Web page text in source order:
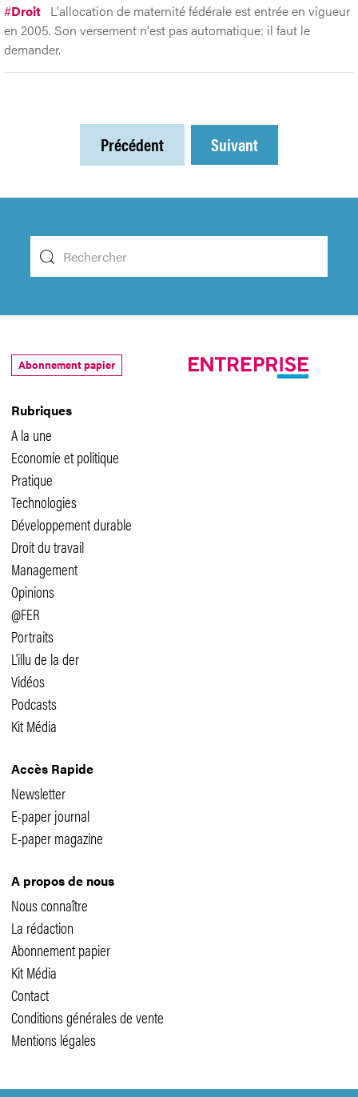
#Droit L'allocation de maternité fédérale est entrée en vigueur
en 2005. Son versement n'est pas automatique: il faut le
demander.
Précédent Suivant
Rubriques
A la une
Economie et politique
Pratique
Technologies
Développement durable
Droit du travail
Management
Opinions
@FER
Portraits
L'illu de la der
Vidéos
Podcasts
Kit Média
Accès Rapide
Newsletter
E-paper journal
E-paper magazine
A propos de nous
Nous connaître
La rédaction
Abonnement papier
Kit Média
Contact
Conditions générales de vente
Mentions légales
Abonnement papier